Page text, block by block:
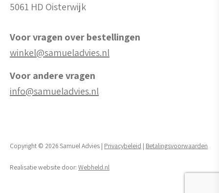
5061 HD Oisterwijk
Voor vragen over bestellingen
winkel@samueladvies.nl
Voor andere vragen
info@samueladvies.nl
Copyright © 2026 Samuel Advies | Privacybeleid | Betalingsvoorwaarden
Realisatie website door: Webheld.nl